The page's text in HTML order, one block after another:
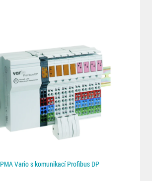
PMA Vario s komunikací Profibus DP